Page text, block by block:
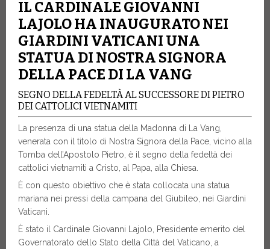
IL CARDINALE GIOVANNI
LAJOLO HA INAUGURATO NEI
GIARDINI VATICANI UNA
STATUA DI NOSTRA SIGNORA
DELLA PACE DI LA VANG
SEGNO DELLA FEDELTÀ AL SUCCESSORE DI PIETRO
DEI CATTOLICI VIETNAMITI
La presenza di una statua della Madonna di La Vang,
venerata con il titolo di Nostra Signora della Pace, vicino alla
Tomba dell’Apostolo Pietro, è il segno della fedeltà dei
cattolici vietnamiti a Cristo, al Papa, alla Chiesa.
È con questo obiettivo che è stata collocata una statua
mariana nei pressi della campana del Giubileo, nei Giardini
Vaticani.
È stato il Cardinale Giovanni Lajolo, Presidente emerito del
Governatorato dello Stato della Città del Vaticano, a